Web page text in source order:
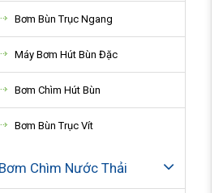
Bơm Bùn Trục Ngang
Máy Bơm Hút Bùn Đặc
Bơm Chìm Hút Bùn
Bơm Bùn Trục Vít
Bơm Chìm Nước Thải